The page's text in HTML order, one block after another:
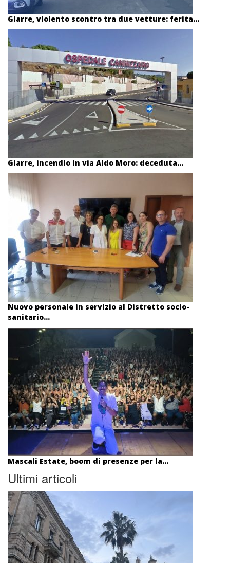
Giarre, violento scontro tra due vetture: ferita...
Giarre, incendio in via Aldo Moro: deceduta...
Nuovo personale in servizio al Distretto socio-
sanitario...
Mascali Estate, boom di presenze per la...
Ultimi articoli